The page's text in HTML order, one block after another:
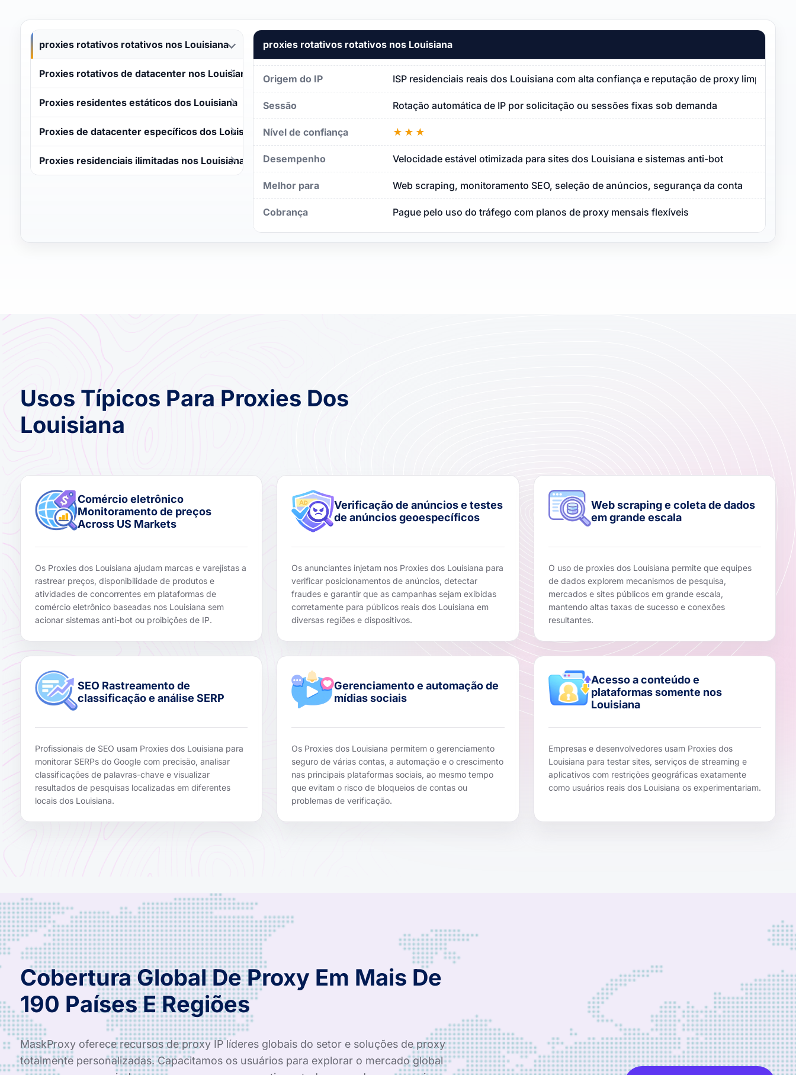
proxies rotativos rotativos nos Louisiana
Proxies rotativos de datacenter nos Louisiana
Proxies residentes estáticos dos Louisiana
Proxies de datacenter específicos dos Louisiana
Proxies residenciais ilimitadas nos Louisiana
proxies rotativos rotativos nos Louisiana
Origem do IP ISP residenciais reais dos Louisiana com alta confiança e reputação de proxy limpa
Sessão Rotação automática de IP por solicitação ou sessões fixas sob demanda
Nível de confiança ★★★
Desempenho Velocidade estável otimizada para sites dos Louisiana e sistemas anti-bot
Melhor para Web scraping, monitoramento SEO, seleção de anúncios, segurança da conta
Cobrança Pague pelo uso do tráfego com planos de proxy mensais flexíveis
Usos Típicos Para Proxies Dos
Louisiana
Comércio eletrônico
Monitoramento de preços
Across US Markets
Os Proxies dos Louisiana ajudam marcas e varejistas a
rastrear preços, disponibilidade de produtos e
atividades de concorrentes em plataformas de
comércio eletrônico baseadas nos Louisiana sem
acionar sistemas anti-bot ou proibições de IP.
Verificação de anúncios e testes
de anúncios geoespecíficos
Os anunciantes injetam nos Proxies dos Louisiana para
verificar posicionamentos de anúncios, detectar
fraudes e garantir que as campanhas sejam exibidas
corretamente para públicos reais dos Louisiana em
diversas regiões e dispositivos.
Web scraping e coleta de dados
em grande escala
O uso de proxies dos Louisiana permite que equipes
de dados explorem mecanismos de pesquisa,
mercados e sites públicos em grande escala,
mantendo altas taxas de sucesso e conexões
resultantes.
SEO Rastreamento de
classificação e análise SERP
Profissionais de SEO usam Proxies dos Louisiana para
monitorar SERPs do Google com precisão, analisar
classificações de palavras-chave e visualizar
resultados de pesquisas localizadas em diferentes
locais dos Louisiana.
Gerenciamento e automação de
mídias sociais
Os Proxies dos Louisiana permitem o gerenciamento
seguro de várias contas, a automação e o crescimento
nas principais plataformas sociais, ao mesmo tempo
que evitam o risco de bloqueios de contas ou
problemas de verificação.
Acesso a conteúdo e
plataformas somente nos
Louisiana
Empresas e desenvolvedores usam Proxies dos
Louisiana para testar sites, serviços de streaming e
aplicativos com restrições geográficas exatamente
como usuários reais dos Louisiana os experimentariam.
Cobertura Global De Proxy Em Mais De
190 Países E Regiões
MaskProxy oferece recursos de proxy IP líderes globais do setor e soluções de proxy
totalmente personalizadas. Capacitamos os usuários para explorar o mercado global